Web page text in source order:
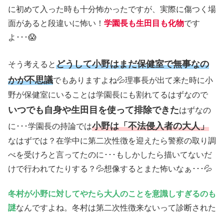
に初めて入った時も十分怖かったですが、実際に傷つく場
面があると段違いに怖い！ 学園長も生田目も化物です
よ･･･😱
そう考えるとどうして小野はまだ保健室で無事なの
かが不思議でもありますよね💦理事長が出て来た時に小
野が保健室にいることは学園長にも割れてるはずなので
いつでも自身や生田目を使って排除できたはずなの
に･･･学園長の持論では小野は「不法侵入者の大人」
なはずでは？在学中に第二次性徴を迎えたら警察の取り調
べを受けろと言ってたのに･･･もしかしたら描いてないだ
けで行われてたりする？💦想像するとまた怖いなぁ･･･💦
冬村が小野に対してやたら大人のことを意識しすぎるのも
謎なんですよね。冬村は第二次性徴来ないって診断された